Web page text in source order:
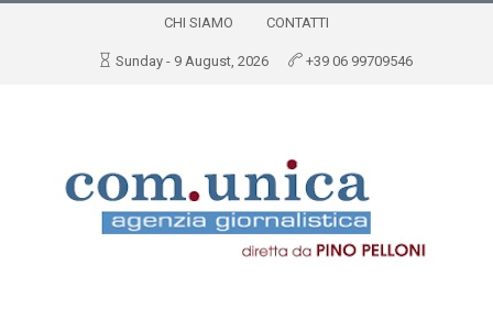
CHI SIAMO CONTATTI
Sunday - 9 August, 2026 +39 06 99709546